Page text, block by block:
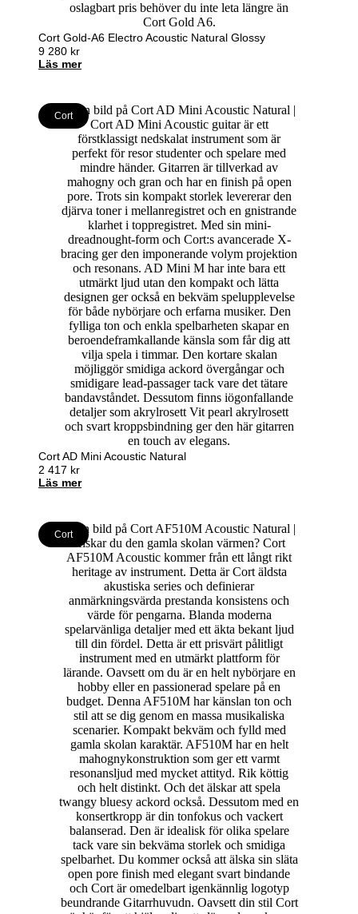
Cort Gold-A6 Electro Acoustic Natural Glossy
9 280 kr
Läs mer
Cort
Cort AD Mini Acoustic Natural
2 417 kr
Läs mer
Cort